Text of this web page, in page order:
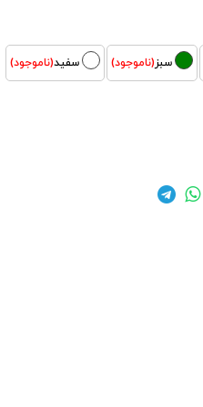
سبز(ناموجود) سفید(ناموجود)